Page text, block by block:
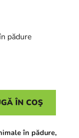
pădure
ÎN COŞ
în pădure,